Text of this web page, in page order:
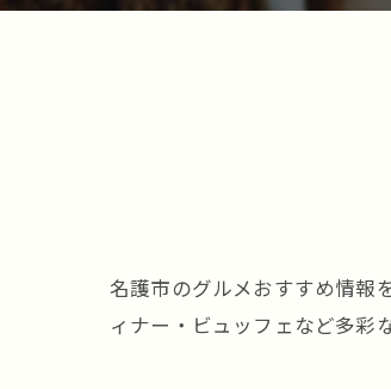
名護市のグルメおすすめ情報
ィナー・ビュッフェなど多彩